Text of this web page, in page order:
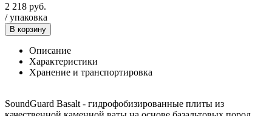
2 218 руб.
/упаковка
В корзину
Описание
Характеристики
Хранение и транспортировка
SoundGuard Basalt - гидрофобизированные плиты из